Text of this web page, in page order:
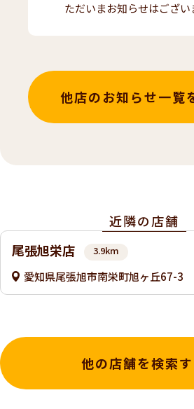
ただいまお知らせはござい
他店のお知らせ一覧
近隣の店舗
尾張旭栄店
3.9km
愛知県尾張旭市南栄町旭ヶ丘67-3
他の店舗を検索